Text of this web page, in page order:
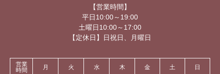
【営業時間】
平日10:00～19:00
土曜日10:00～17:00
【定休日】日祝日、月曜日
営業
時間
月 火 水 木 金 土 日